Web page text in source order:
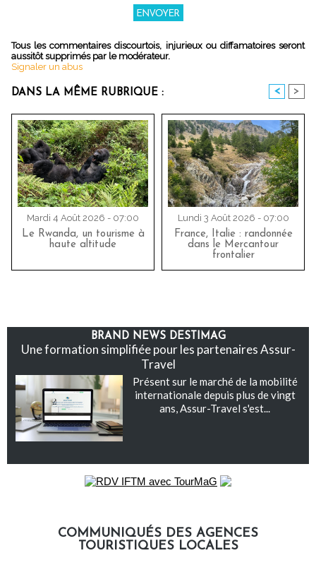
Tous les commentaires discourtois, injurieux ou diffamatoires seront
aussitôt supprimés par le modérateur.
Signaler un abus
DANS LA MÊME RUBRIQUE : < >
Mardi 4 Août 2026 - 07:00
Le Rwanda, un tourisme à
haute altitude
Lundi 3 Août 2026 - 07:00
France, Italie : randonnée
dans le Mercantour
frontalier
BRAND NEWS DESTIMAG
Une formation simplifiée pour les partenaires Assur-
Travel
Présent sur le marché de la mobilité
internationale depuis plus de vingt
ans, Assur-Travel s'est...
COMMUNIQUÉS DES AGENCES
TOURISTIQUES LOCALES